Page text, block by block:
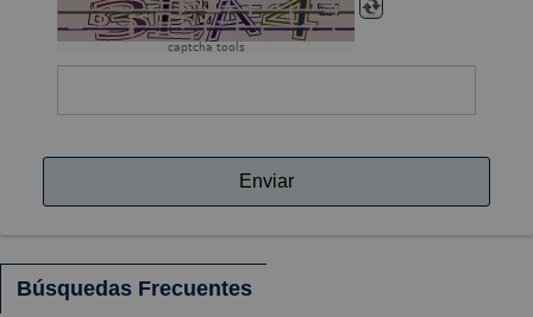
captcha tools
Enviar
Búsquedas Frecuentes